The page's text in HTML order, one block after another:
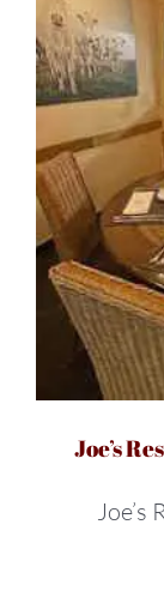
Joe’s